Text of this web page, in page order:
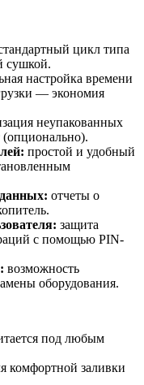
цикл типа
сушкой.
настройка времени
— экономия
неупакованных
(опционально).
простой и удобный
отчеты о
защита
с помощью PIN-
возможность
оборудования.
под любым
комфортной заливки